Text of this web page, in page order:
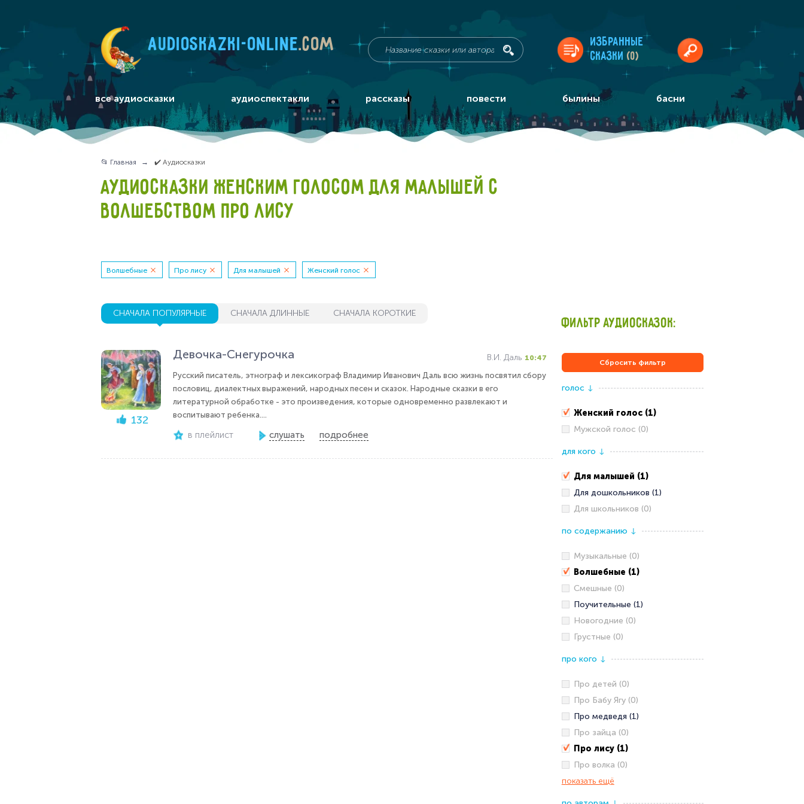
audioskazki-online.com
Избранные
сказки (0)
все аудиосказки аудиоспектакли рассказы повести былины басни
📂 Главная ✔️ Аудиосказки
АУДИОСКАЗКИ ЖЕНСКИМ ГОЛОСОМ ДЛЯ МАЛЫШЕЙ С
ВОЛШЕБСТВОМ ПРО ЛИСУ
Волшебные Про лису Для малышей Женский голос
СНАЧАЛА ПОПУЛЯРНЫЕ СНАЧАЛА ДЛИННЫЕ СНАЧАЛА КОРОТКИЕ
132
Девочка-Снегурочка В.И. Даль 10:47
Русский писатель, этнограф и лексикограф Владимир Иванович Даль всю жизнь посвятил сбору
пословиц, диалектных выражений, народных песен и сказок. Народные сказки в его
литературной обработке - это произведения, которые одновременно развлекают и
воспитывают ребенка....
в плейлист слушать подробнее
ФИЛЬТР АУДИОСКАЗОК:
Сбросить фильтр
голос ↓
Женский голос (1)
Мужской голос (0)
для кого ↓
Для малышей (1)
Для дошкольников (1)
Для школьников (0)
по содержанию ↓
Музыкальные (0)
Волшебные (1)
Смешные (0)
Поучительные (1)
Новогодние (0)
Грустные (0)
про кого ↓
Про детей (0)
Про Бабу Ягу (0)
Про медведя (1)
Про зайца (0)
Про лису (1)
Про волка (0)
показать ещё